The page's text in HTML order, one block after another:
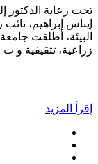
تحت رعاية الدكتور
إيناس إبراهيم،
البيئة، أطلقت
زراعية، تثقيفية و ت
إقرأ المزيد